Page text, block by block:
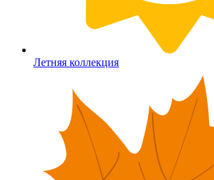
Летняя коллекция